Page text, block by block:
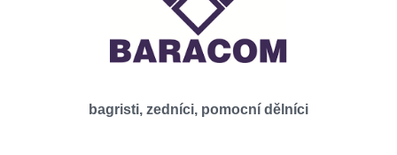
bagristi, zedníci, pomocní dělníci